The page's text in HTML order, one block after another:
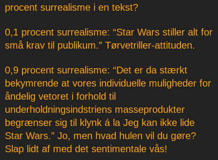
procent surrealisme i en tekst?
0,1 procent surrealisme: “Star Wars stiller alt for
små krav til publikum.” Tørvetriller-attituden.
0,9 procent surrealisme: “Det er da stærkt
bekymrende at vores individuelle muligheder for
åndelig vetoret i forhold til
underholdningsindstriens masseprodukter
begrænser sig til klynk á la Jeg kan ikke lide
Star Wars.” Jo, men hvad hulen vil du gøre?
Slap lidt af med det sentimentale vås!